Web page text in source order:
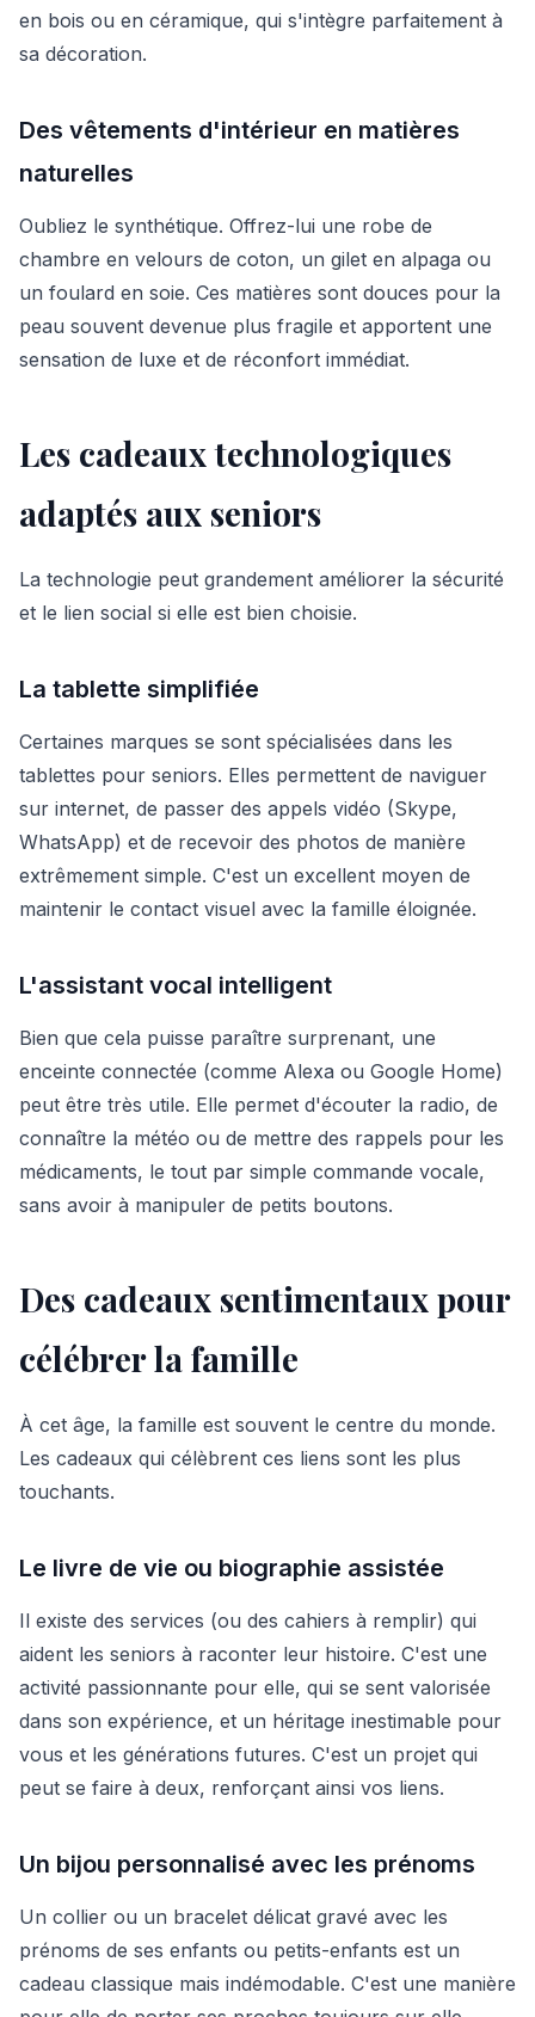
en bois ou en céramique, qui s'intègre parfaitement à
sa décoration.
Des vêtements d'intérieur en matières
naturelles
Oubliez le synthétique. Offrez-lui une robe de
chambre en velours de coton, un gilet en alpaga ou
un foulard en soie. Ces matières sont douces pour la
peau souvent devenue plus fragile et apportent une
sensation de luxe et de réconfort immédiat.
Les cadeaux technologiques
adaptés aux seniors
La technologie peut grandement améliorer la sécurité
et le lien social si elle est bien choisie.
La tablette simplifiée
Certaines marques se sont spécialisées dans les
tablettes pour seniors. Elles permettent de naviguer
sur internet, de passer des appels vidéo (Skype,
WhatsApp) et de recevoir des photos de manière
extrêmement simple. C'est un excellent moyen de
maintenir le contact visuel avec la famille éloignée.
L'assistant vocal intelligent
Bien que cela puisse paraître surprenant, une
enceinte connectée (comme Alexa ou Google Home)
peut être très utile. Elle permet d'écouter la radio, de
connaître la météo ou de mettre des rappels pour les
médicaments, le tout par simple commande vocale,
sans avoir à manipuler de petits boutons.
Des cadeaux sentimentaux pour
célébrer la famille
À cet âge, la famille est souvent le centre du monde.
Les cadeaux qui célèbrent ces liens sont les plus
touchants.
Le livre de vie ou biographie assistée
Il existe des services (ou des cahiers à remplir) qui
aident les seniors à raconter leur histoire. C'est une
activité passionnante pour elle, qui se sent valorisée
dans son expérience, et un héritage inestimable pour
vous et les générations futures. C'est un projet qui
peut se faire à deux, renforçant ainsi vos liens.
Un bijou personnalisé avec les prénoms
Un collier ou un bracelet délicat gravé avec les
prénoms de ses enfants ou petits-enfants est un
cadeau classique mais indémodable. C'est une manière